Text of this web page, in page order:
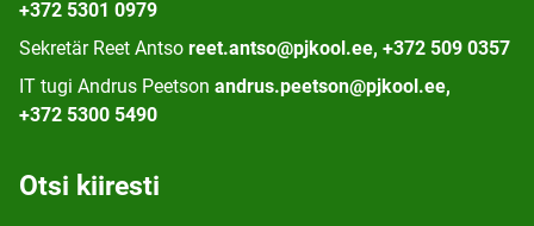
+372 5301 0979
Sekretär Reet Antso reet.antso@pjkool.ee, +372 509 0357
IT tugi Andrus Peetson andrus.peetson@pjkool.ee,
+372 5300 5490
Otsi kiiresti